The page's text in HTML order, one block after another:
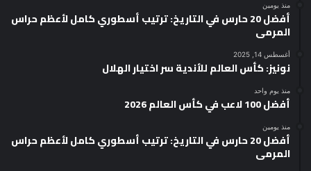
منذ يومين
أفضل 20 حارس في التاريخ: ترتيب أسطوري كامل لأعظم حراس
المرمى
أغسطس 14, 2025
نونيز: كأس العالم للأندية سر اختيار الهلال
منذ يوم واحد
أفضل 100 لاعب في كأس العالم 2026
منذ يومين
أفضل 20 حارس في التاريخ: ترتيب أسطوري كامل لأعظم حراس
المرمى